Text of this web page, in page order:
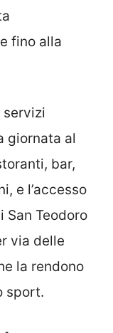
fino alla
giornata al
bar,
e l’accesso
San Teodoro
via delle
la rendono
sport.